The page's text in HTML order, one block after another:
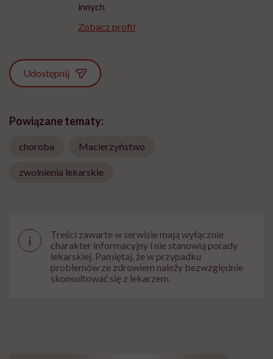
innych
Zobacz profil
Udostępnij
Powiązane tematy:
choroba Macierzyństwo
zwolnienia lekarskie
i
Treści zawarte w serwisie mają wyłącznie
charakter informacyjny i nie stanowią porady
lekarskiej. Pamiętaj, że w przypadku
problemów ze zdrowiem należy bezwzględnie
skonsultować się z lekarzem.